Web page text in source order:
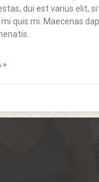
dui est varius elit,
quis mi. Maecenas
»